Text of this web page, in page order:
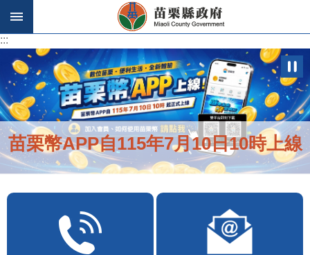
跳到主要內容區塊
:::
苗栗幣APP自115年7月10日10時上線